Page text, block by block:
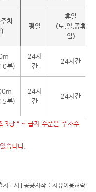
차
)
평일
휴일
(토,일,공휴
일)
분)
24시
간
24시간
분)
24시
간
24시간
3항 “ ~ 급지 수준은 주차수
습니다.